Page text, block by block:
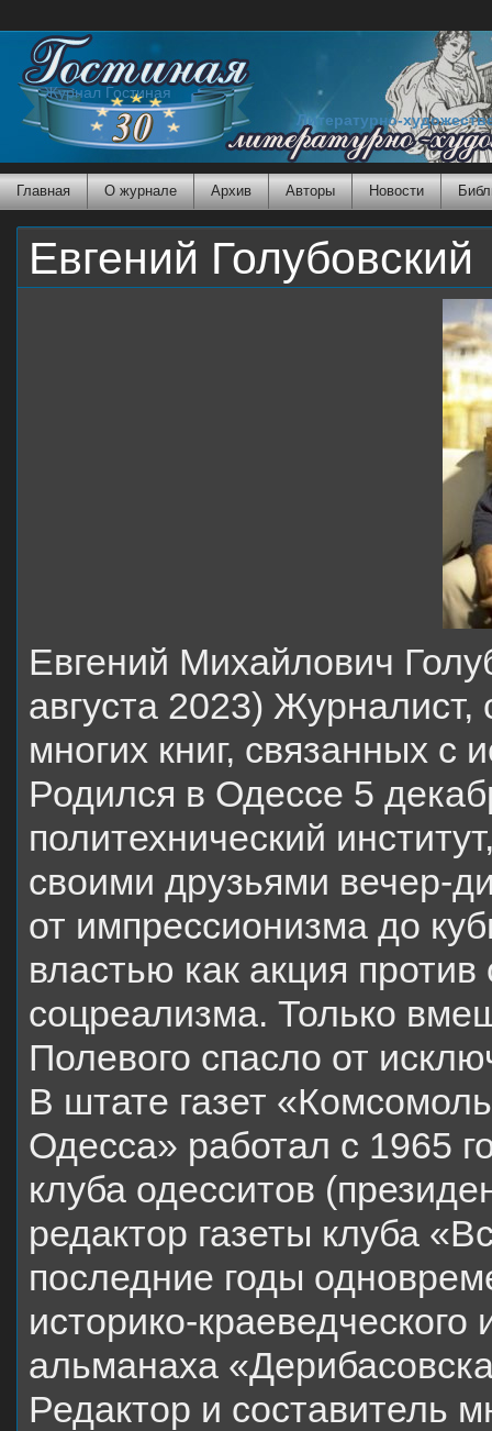
Журнал Гостиная
Литературно-
Главная О журнале Архив Авторы Новости
Евгений Голубовский
Евгений Михайлович
августа 2023)
многих книг, связанных с
Родился в Одессе 5
политехнический
своими друзьями вечер-
от импрессионизма до
властью как акция
соцреализма. Только
Полевого спасло от
В штате газет
Одесса» работал с 1965
клуба одесситов
редактор газеты клуба
последние годы
историко-
альманаха
Редактор и составитель